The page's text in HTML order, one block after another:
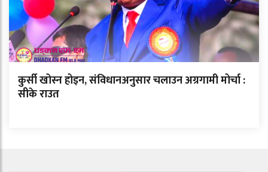
कुर्सी खोस्न होइन, संविधानअनुसार चलाउन अग्रगामी मोर्चा :
सीके राउत